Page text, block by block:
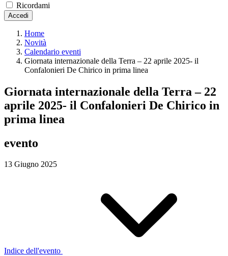
Ricordami
Accedi
Home
Novità
Calendario eventi
Giornata internazionale della Terra – 22 aprile 2025- il
Confalonieri De Chirico in prima linea
Giornata internazionale della Terra – 22
aprile 2025- il Confalonieri De Chirico in
prima linea
evento
13 Giugno 2025
Indice dell'evento